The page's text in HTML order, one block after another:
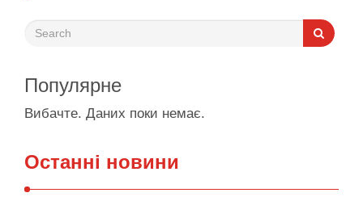
Популярне
Вибачте. Даних поки немає.
Останні новини